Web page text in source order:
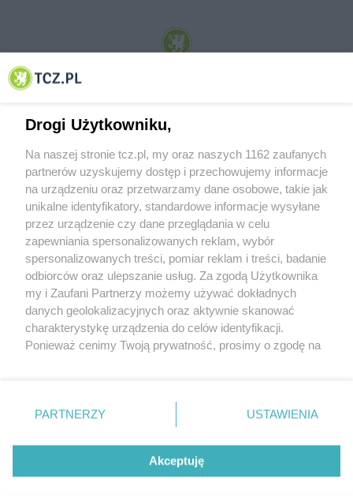
© 2001-2026 Tczew - TCZ.PL Sp. z o.o. Internetowy Serwis Informacyjny Miasta
O FIRMIE POLITYKA PRYWATNOŚCI HOSTING
REKLAMA WSPÓŁPRACA RSS FACEBOOK KONTAKT
Nasze serwisy
Aktualności
Tcz24
Historia miasta
Muzyka i kultura
Archiwum wydarzeń
Zdjęcia miasta
Drogi Użytkowniku,
Na naszej stronie tcz.pl, my oraz naszych 1162 zaufanych
partnerów uzyskujemy dostęp i przechowujemy informacje
na urządzeniu oraz przetwarzamy dane osobowe, takie jak
unikalne identyfikatory, standardowe informacje wysyłane
przez urządzenie czy dane przeglądania w celu
zapewniania spersonalizowanych reklam, wybór
spersonalizowanych treści, pomiar reklam i treści, badanie
odbiorców oraz ulepszanie usług. Za zgodą Użytkownika
my i Zaufani Partnerzy możemy używać dokładnych
danych geolokalizacyjnych oraz aktywnie skanować
charakterystykę urządzenia do celów identyfikacji.
Ponieważ cenimy Twoją prywatność, prosimy o zgodę na
znajdujący się w lewym dolnym rogu strony
. Niektóre
przetwarzaniu. Preferencje będą miały zastosowania tylko
PARTNERZY USTAWIENIA
Akceptuję